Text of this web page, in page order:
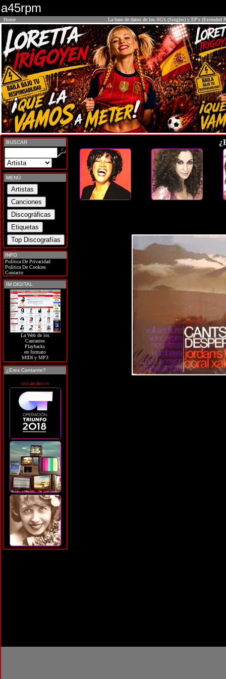
a45rpm
Home La base de datos de los SG's (Singles) y EP's (Extended
BUSCAR
MENÚ
INFO
Política De Privacidad
Política De Cookies
Contacto
IM DIGITAL
La Web de los
Cantantes
Playbacks
en formato
MIDI y MP3
¿Eres Cantante?
soycantante.es